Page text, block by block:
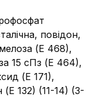
повідон,
(Е 468),
15 сПз (Е 464),
(Е 171),
(Е 132) (11-14) (3-